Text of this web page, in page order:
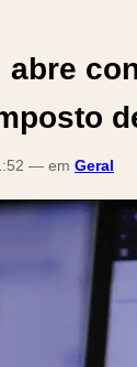
abre
— em Geral